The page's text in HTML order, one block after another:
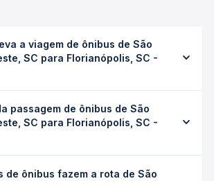
a viagem de ônibus de São
SC para Florianópolis, SC -
Rodoviária leva em média 10h 43min,
a viação, o tipo de serviço
ou leito) e as condições de
passagem de ônibus de São
SC para Florianópolis, SC -
SC - Rodoviária custa em
de ônibus fazem a rota de São